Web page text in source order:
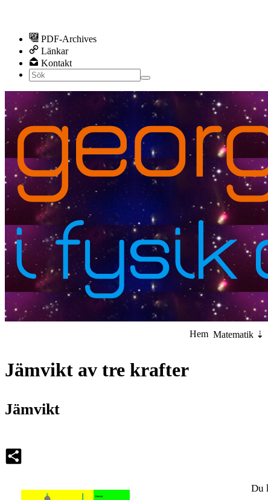
PDF-Archives
Länkar
Kontakt
Hem Matematik
Jämvikt av tre krafter
Jämvikt
Du